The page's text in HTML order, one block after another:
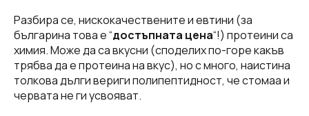
Разбира се, нискокачествените и евтини (за
българина това е “достъпната цена“!) протеини са
химия. Може да са вкусни (споделих по-горе какъв
трябва да е протеина на вкус), но с много, наистина
толкова дълги вериги полипептидност, че стомаа и
червата не ги усвояват.